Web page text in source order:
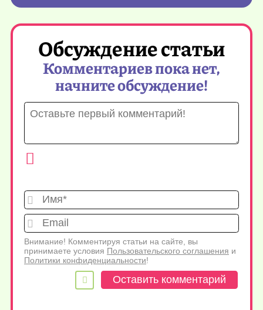
Обсуждение статьи
Комментариев пока нет,
начните обсуждение!
Имя*
Внимание! Комментируя статьи на сайте, вы
принимаете условия Пользовательского соглашения и
Политики конфиденциальности!